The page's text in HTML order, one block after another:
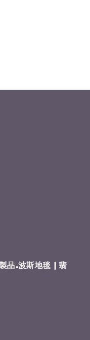
品.波斯地毯 | 翡